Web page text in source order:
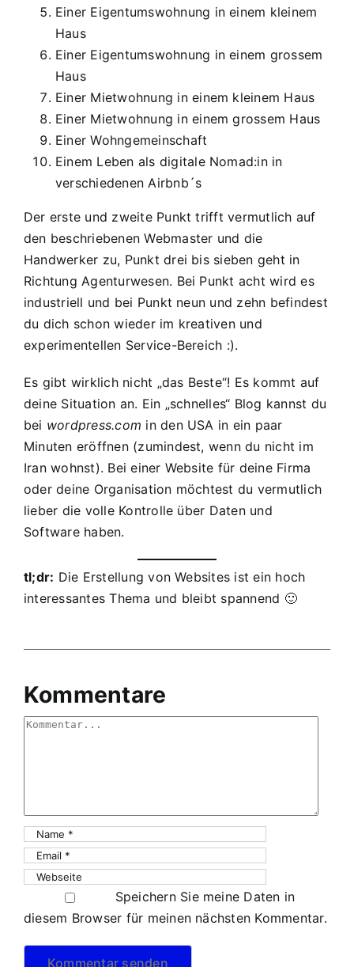
Einer Eigentumswohnung in einem kleinem
Haus
Einer Eigentumswohnung in einem grossem
Haus
Einer Mietwohnung in einem kleinem Haus
Einer Mietwohnung in einem grossem Haus
Einer Wohngemeinschaft
Einem Leben als digitale Nomad:in in
verschiedenen Airbnb´s
Der erste und zweite Punkt trifft vermutlich auf
den beschriebenen Webmaster und die
Handwerker zu, Punkt drei bis sieben geht in
Richtung Agenturwesen. Bei Punkt acht wird es
industriell und bei Punkt neun und zehn befindest
du dich schon wieder im kreativen und
experimentellen Service-Bereich :).
Es gibt wirklich nicht „das Beste“! Es kommt auf
deine Situation an. Ein „schnelles“ Blog kannst du
bei wordpress.com in den USA in ein paar
Minuten eröffnen (zumindest, wenn du nicht im
Iran wohnst). Bei einer Website für deine Firma
oder deine Organisation möchtest du vermutlich
lieber die volle Kontrolle über Daten und
Software haben.
tl;dr: Die Erstellung von Websites ist ein hoch
interessantes Thema und bleibt spannend 🙂
Kommentare
Comment
Speichern Sie meine Daten in
diesem Browser für meinen nächsten Kommentar.